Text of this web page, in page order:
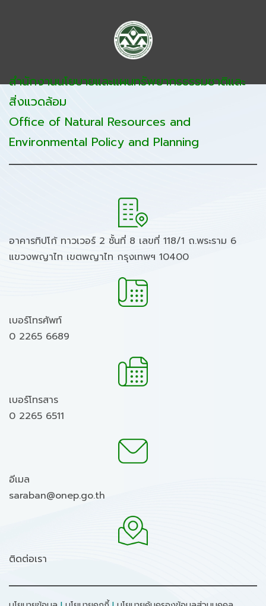
สำนักงานนโยบายและแผนทรัพยากรธรรมชาติและ
สิ่งแวดล้อม
Office of Natural Resources and
Environmental Policy and Planning
อาคารทิปโก้ ทาวเวอร์ 2 ชั้นที่ 8 เลขที่ 118/1 ถ.พระราม 6
แขวงพญาไท เขตพญาไท กรุงเทพฯ 10400
เบอร์โทรศัพท์
0 2265 6689
เบอร์โทรสาร
0 2265 6511
อีเมล
saraban@onep.go.th
ติดต่อเรา